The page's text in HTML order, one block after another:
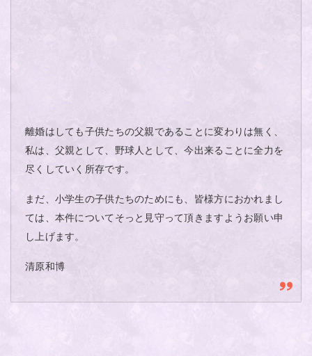
離婚はしても子供たちの父親であることに変わりは無く、
私は、父親として、野球人として、今出来ることに全力を
尽くしていく所存です。
まだ、小学生の子供たちのためにも、皆様方におかれまし
ては、本件についてそっと見守って頂きますようお願い申
し上げます。
清原和博